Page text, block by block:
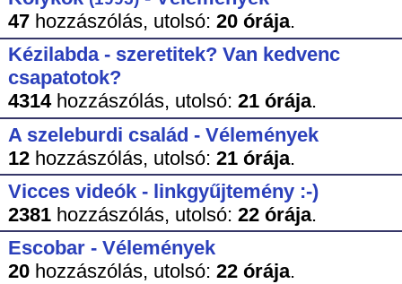
47hozzászólás, utolsó: 20 órája.
Kézilabda - szeretitek? Van kedvenc
csapatotok?
4314hozzászólás, utolsó: 21 órája.
A szeleburdi család - Vélemények
12hozzászólás, utolsó: 21 órája.
Vicces videók - linkgyűjtemény :-)
2381hozzászólás, utolsó: 22 órája.
Escobar - Vélemények
20hozzászólás, utolsó: 22 órája.